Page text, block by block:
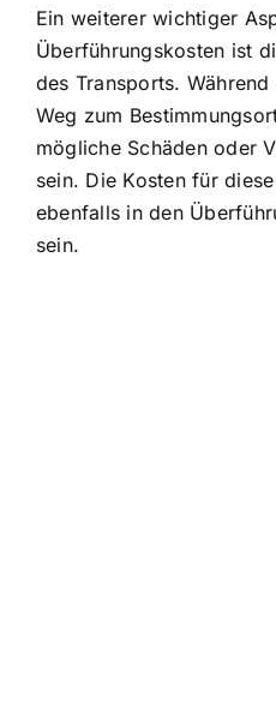
Ein weiterer wichtiger
Überführungskosten ist
des Transports.
Weg zum
mögliche Schäden oder
sein. Die Kosten für
ebenfalls in den
sein.